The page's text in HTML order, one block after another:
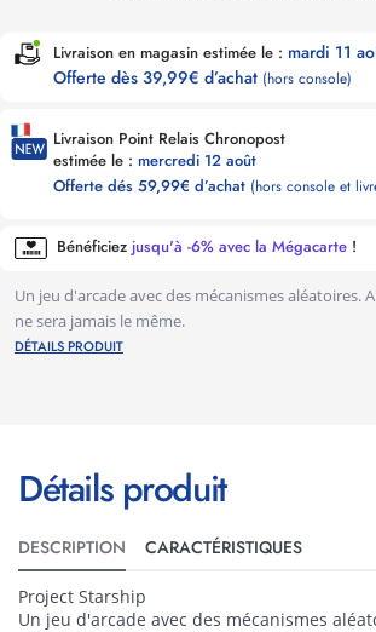
Livraison en magasin estimée le : mardi 11
Offerte dès 39,99€ d’achat (hors console)
Livraison Point Relais Chronopost
estimée le : mercredi 12 août
Offerte dés 59,99€ d’achat (hors console et
Bénéficiez jusqu'à -6% avec la Mégacarte !
Un jeu d'arcade avec des mécanismes aléatoires.
ne sera jamais le même.
DÉTAILS PRODUIT
Détails produit
DESCRIPTION CARACTÉRISTIQUES
Project Starship
Un jeu d'arcade avec des mécanismes